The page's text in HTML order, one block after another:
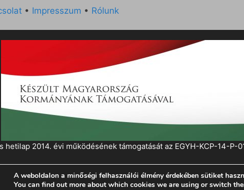
• Impresszum • Rólunk
hetilap 2014. évi működésének támogatását az EGYH-KCP-14-
Ember• KészültGeneratePress
A weboldalon a minőségi felhasználói élmény érdekében sütiket
You can find out more about which cookies we are using or switch